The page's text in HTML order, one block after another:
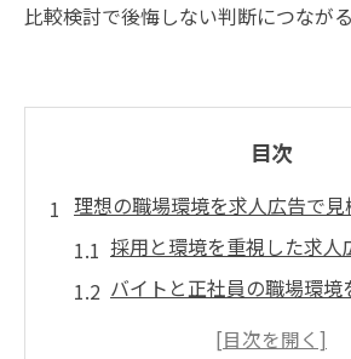
比較検討で後悔しない判断につながる
目次
理想の職場環境を求人広告で
採用と環境を重視した求人
バイトと正社員の職場環境
求人広告で知る職場環境と